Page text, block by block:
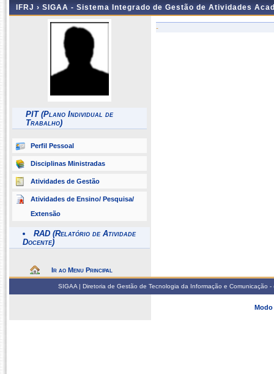
IFRJ › SIGAA - Sistema Integrado de Gestão de Atividades
PIT (Plano Individual de
Trabalho)
Perfil Pessoal
Disciplinas Ministradas
Atividades de Gestão
Atividades de Ensino/ Pesquisa/
Extensão
RAD (Relatório de Atividade
Docente)
Ir ao Menu Principal
-
SIGAA | Diretoria de Gestão de Tecnologia da Informação e
Modo